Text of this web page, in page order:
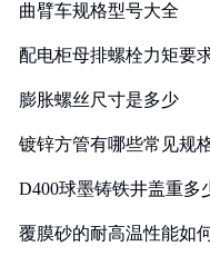
曲臂车规格型号大全
配电柜母排螺栓力矩要
膨胀螺丝尺寸是多少
镀锌方管有哪些常见规
D400球墨铸铁井盖重多
覆膜砂的耐高温性能如